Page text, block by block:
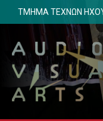
ΤΜΗΜΑ ΤΕΧΝΩΝ ΗΧΟΥ